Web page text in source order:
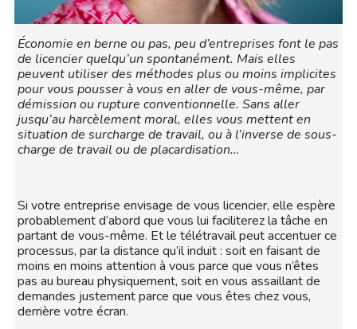
Économie en berne ou pas, peu d’entreprises font le pas
de licencier quelqu’un spontanément. Mais elles
peuvent utiliser des méthodes plus ou moins implicites
pour vous pousser à vous en aller de vous-même, par
démission ou rupture conventionnelle. Sans aller
jusqu’au harcèlement moral, elles vous mettent en
situation de surcharge de travail, ou à l’inverse de sous-
charge de travail ou de placardisation…
Si votre entreprise envisage de vous licencier, elle espère
probablement d’abord que vous lui faciliterez la tâche en
partant de vous-même. Et le télétravail peut accentuer ce
processus, par la distance qu’il induit : soit en faisant de
moins en moins attention à vous parce que vous n’êtes
pas au bureau physiquement, soit en vous assaillant de
demandes justement parce que vous êtes chez vous,
derrière votre écran.